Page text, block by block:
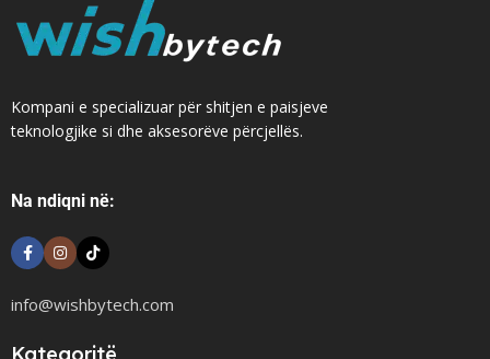
Kompani e specializuar për shitjen e paisjeve
teknologjike si dhe aksesorëve përcjellës.
Na ndiqni në:
info@wishbytech.com